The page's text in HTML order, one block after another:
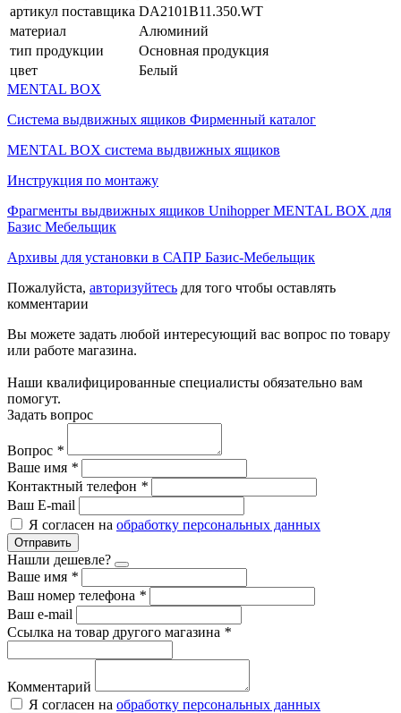
артикул поставщика DA2101B11.350.WT
материал
Алюминий
тип продукции
Основная продукция
цвет
Белый
MENTAL BOX
Система выдвижных ящиков Фирменный каталог
MENTAL BOX система выдвижных ящиков
Инструкция по монтажу
Фрагменты выдвижных ящиков Unihopper MENTAL BOX для
Базис Мебельщик
Архивы для установки в САПР Базис-Мебельщик
Пожалуйста, авторизуйтесь для того чтобы оставлять
комментарии
Вы можете задать любой интересующий вас вопрос по товару
или работе магазина.
Наши квалифицированные специалисты обязательно вам
помогут.
Задать вопрос
Вопрос *
Ваше имя *
Контактный телефон *
Ваш E-mail
Я согласен на обработку персональных данных
Отправить
Нашли дешевле?
Ваше имя *
Ваш номер телефона *
Ваш e-mail
Ссылка на товар другого магазина *
Комментарий
Я согласен на обработку персональных данных